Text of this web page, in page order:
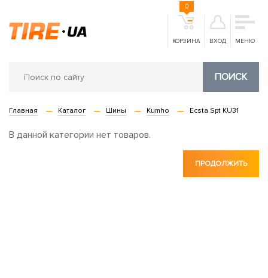
КОРЗИНА
0
ВХОД МЕНЮ
ПОИСК
Главная Каталог Шины Kumho Ecsta Spt KU31
В данной категории нет товаров.
ПРОДОЛЖИТЬ